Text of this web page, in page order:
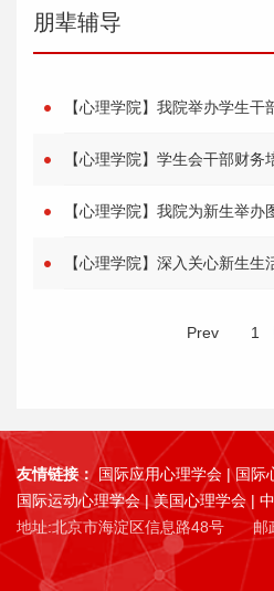
朋辈辅导
【心理学院】我院举办学生干
【心理学院】学生会干部财务
【心理学院】我院为新生举办
【心理学院】深入关心新生
Prev 1
友情链接：国际应用心理学会 |国际
国际运动心理学会|美国心理学会|
地址:北京市海淀区信息路48号
邮